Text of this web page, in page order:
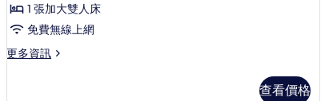
房,
非
吸
1 張加大雙人床
免費無線上網
更多資訊
更
查看價格